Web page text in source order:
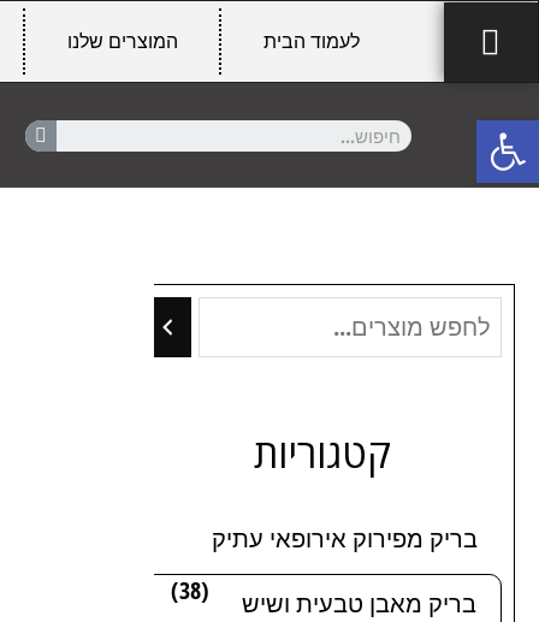
לעמוד הבית המוצרים שלנו
קטגוריות
בריק מפירוק אירופאי עתיק
(38)
בריק מאבן טבעית ושיש
פתח סרגל נגישות